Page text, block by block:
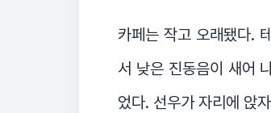
카페는 작고 오래됐다.
서 낮은 진동음이 새어
었다. 선우가 자리에 앉